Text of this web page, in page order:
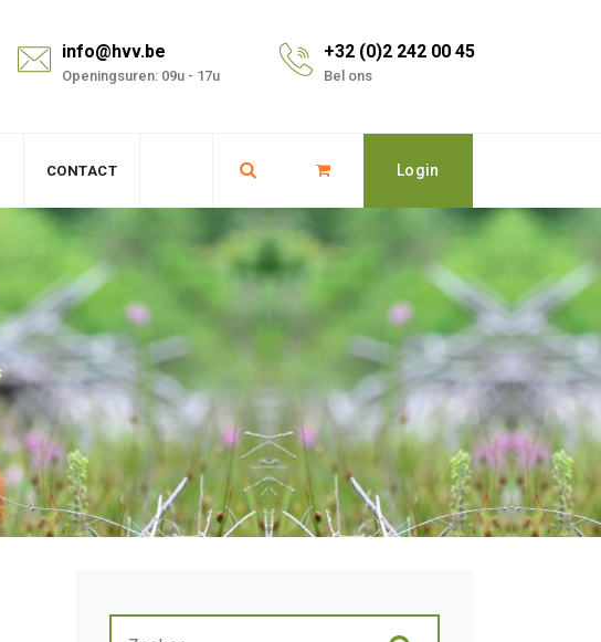
info@hvv.be
Openingsuren: 09u - 17u
+32 (0)2 242 00 45
Bel ons
CONTACT Login